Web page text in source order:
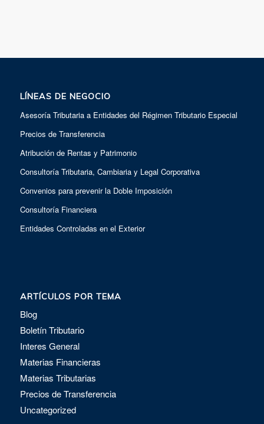
LÍNEAS DE NEGOCIO
Asesoría Tributaria a Entidades del Régimen Tributario Especial
Precios de Transferencia
Atribución de Rentas y Patrimonio
Consultoría Tributaria, Cambiaria y Legal Corporativa
Convenios para prevenir la Doble Imposición
Consultoría Financiera
Entidades Controladas en el Exterior
ARTÍCULOS POR TEMA
Blog
Boletín Tributario
Interes General
Materias Financieras
Materias Tributarias
Precios de Transferencia
Uncategorized